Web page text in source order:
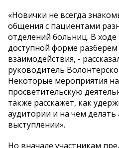
«Новички не всегда
общения с пациентами
отделений больниц. В
доступной форме
взаимодействия, -
руководитель
Некоторые мероприятия
просветительскую
также расскажет, как
аудитории и на чем
выступлении».
Но вначале участникам